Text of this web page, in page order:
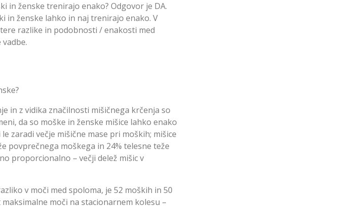
in ženske trenirajo enako? Odgovor je DA.
in ženske lahko in naj trenirajo enako. V
razlike in podobnosti / enakosti med
in z vidika značilnosti mišičnega krčenja so
da so moške in ženske mišice lahko enako
zaradi večje mišične mase pri moških; mišice
povprečnega moškega in 24% telesne teže
proporcionalno – večji delež mišic v
v moči med spoloma, je 52 moških in 50
moči na stacionarnem kolesu –